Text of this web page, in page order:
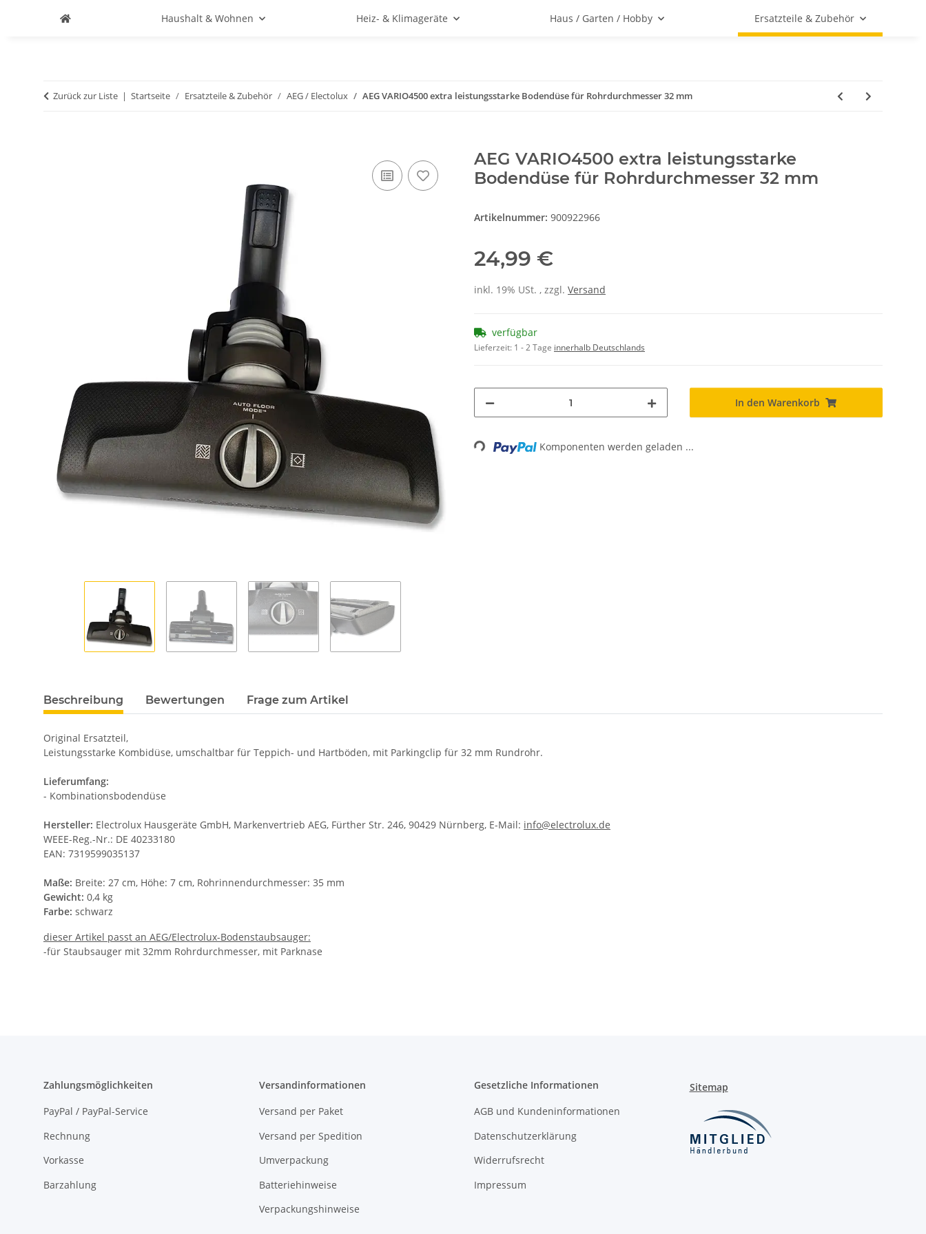
Haushalt & Wohnen Heiz- & Klimageräte Haus / Garten / Hobby Ersatzteile & Zubehör
Zurück zur Liste Startseite Ersatzteile & Zubehör AEG / Electolux AEG VARIO4500 extra leistungsstarke Bodendüse für Rohrdurchmesser 32 mm
AEG VARIO4500 extra leistungsstarke
Bodendüse für Rohrdurchmesser 32 mm
Artikelnummer: 900922966
24,99 €
inkl. 19% USt. , zzgl. Versand
verfügbar
Lieferzeit: 1 - 2 Tage innerhalb Deutschlands
In den Warenkorb
Loading... Komponenten werden geladen ...
Beschreibung Bewertungen Frage zum Artikel
Original Ersatzteil,
Leistungsstarke Kombidüse, umschaltbar für Teppich- und Hartböden, mit Parkingclip für 32 mm Rundrohr.
Lieferumfang:
- Kombinationsbodendüse
Hersteller: Electrolux Hausgeräte GmbH, Markenvertrieb AEG, Fürther Str. 246, 90429 Nürnberg, E-Mail: info@electrolux.de
WEEE-Reg.-Nr.: DE 40233180
EAN: 7319599035137
Maße: Breite: 27 cm, Höhe: 7 cm, Rohrinnendurchmesser: 35 mm
Gewicht: 0,4 kg
Farbe: schwarz
dieser Artikel passt an AEG/Electrolux-Bodenstaubsauger:
-für Staubsauger mit 32mm Rohrdurchmesser, mit Parknase
Zahlungsmöglichkeiten
PayPal / PayPal-Service
Rechnung
Vorkasse
Barzahlung
Versandinformationen
Versand per Paket
Versand per Spedition
Umverpackung
Batteriehinweise
Verpackungshinweise
Gesetzliche Informationen
AGB und Kundeninformationen
Datenschutzerklärung
Widerrufsrecht
Impressum
Sitemap